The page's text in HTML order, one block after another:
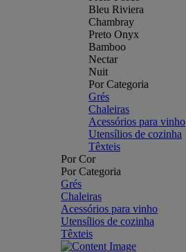
Bleu Riviera
Chambray
Preto Onyx
Bamboo
Nectar
Nuit
Por Categoria
Grés
Chaleiras
Acessórios para vinho
Utensílios de cozinha
Têxteis
Por Cor
Por Categoria
Grés
Chaleiras
Acessórios para vinho
Utensílios de cozinha
Têxteis